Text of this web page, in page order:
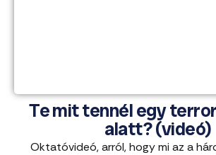
Te mit tennél egy
alatt? (videó)
Oktatóvideó, arról, hogy mi az a